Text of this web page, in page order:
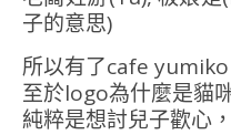
子的意思)
所以有了cafe yumiko
至於logo為什麼是貓
純粹是想討兒子歡心